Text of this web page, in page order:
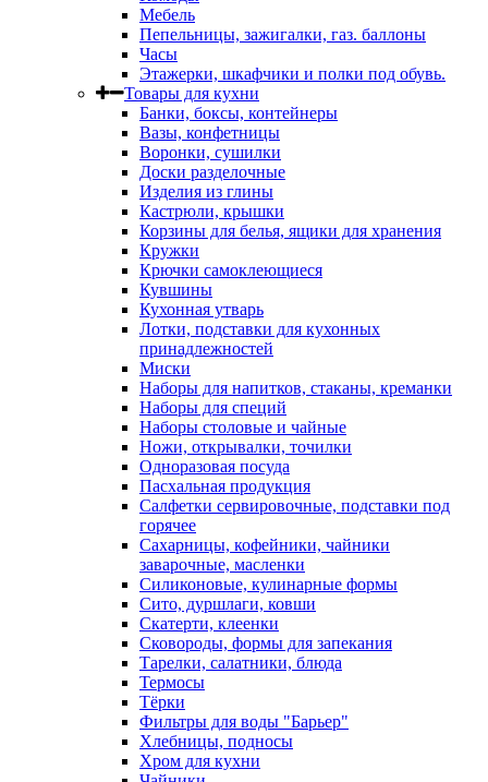
Мебель
Пепельницы, зажигалки, газ. баллоны
Часы
Этажерки, шкафчики и полки под обувь.
Товары для кухни
Банки, боксы, контейнеры
Вазы, конфетницы
Воронки, сушилки
Доски разделочные
Изделия из глины
Кастрюли, крышки
Корзины для белья, ящики для хранения
Кружки
Крючки самоклеющиеся
Кувшины
Кухонная утварь
Лотки, подставки для кухонных
принадлежностей
Миски
Наборы для напитков, стаканы, креманки
Наборы для специй
Наборы столовые и чайные
Ножи, открывалки, точилки
Одноразовая посуда
Пасхальная продукция
Салфетки сервировочные, подставки под
горячее
Сахарницы, кофейники, чайники
заварочные, масленки
Силиконовые, кулинарные формы
Сито, дуршлаги, ковши
Скатерти, клеенки
Сковороды, формы для запекания
Тарелки, салатники, блюда
Термосы
Тёрки
Фильтры для воды "Барьер"
Хлебницы, подносы
Хром для кухни